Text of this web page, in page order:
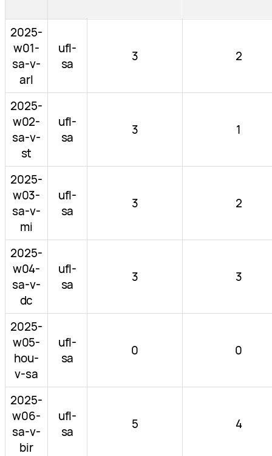
2025-
w01-
sa-v-
arl
ufl-
sa
3 2
2025-
w02-
sa-v-
st
ufl-
sa
3 1
2025-
w03-
sa-v-
mi
ufl-
sa
3 2
2025-
w04-
sa-v-
dc
ufl-
sa
3 3
2025-
w05-
hou-
v-sa
ufl-
sa
0 0
2025-
w06-
sa-v-
bir
ufl-
sa
5 4